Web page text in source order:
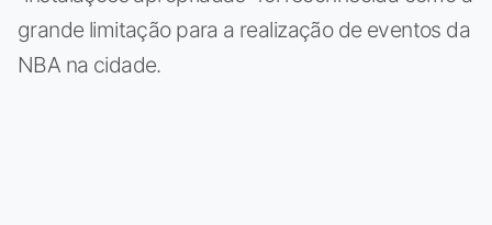
grande limitação para a realização de eventos da
NBA na cidade.